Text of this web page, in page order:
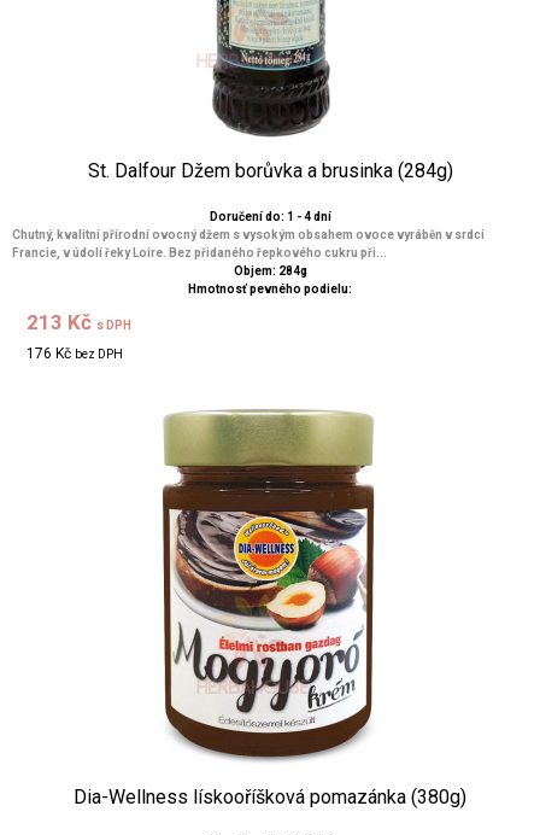
St. Dalfour Džem borůvka a brusinka (284g)
Doručení do: 1 - 4 dní
Chutný, kvalitní přírodní ovocný džem s vysokým obsahem ovoce vyráběn v srdci
Francie, v údolí řeky Loire. Bez přidaného řepkového cukru při...
Objem: 284g
Hmotnosť pevného podielu:
213 Kč s DPH
176 Kč bez DPH
Dia-Wellness lískooříšková pomazánka (380g)